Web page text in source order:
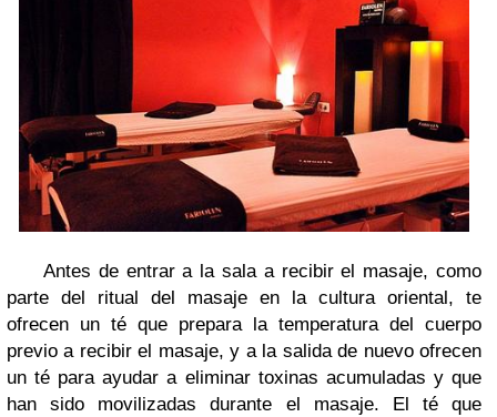
Antes de entrar a la sala a recibir el masaje, como
parte del ritual del masaje en la cultura oriental, te
ofrecen un té que prepara la temperatura del cuerpo
previo a recibir el masaje, y a la salida de nuevo ofrecen
un té paraayudar a eliminar toxinas acumuladas y que
han sido movilizadas durante el masaje. El té que